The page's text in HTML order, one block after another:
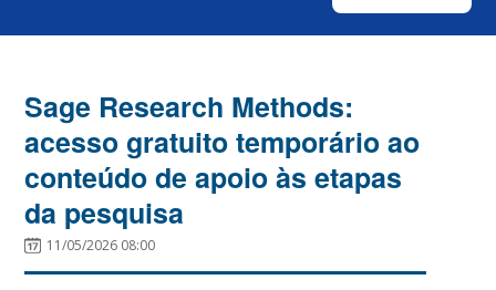
Sage Research Methods:
acesso gratuito temporário ao
conteúdo de apoio às etapas
da pesquisa
11/05/2026 08:00